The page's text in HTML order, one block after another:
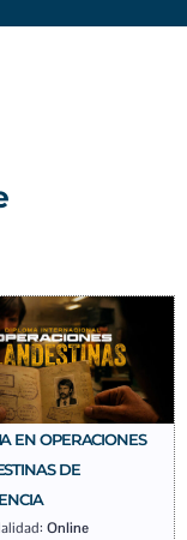
EN OPERACIONES
DE
Online